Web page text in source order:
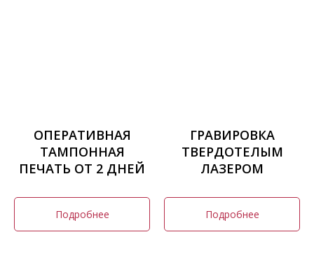
ОПЕРАТИВНАЯ
ТАМПОННАЯ
ПЕЧАТЬ ОТ 2 ДНЕЙ
Подробнее
ГРАВИРОВКА
ТВЕРДОТЕЛЫМ
ЛАЗЕРОМ
Подробнее